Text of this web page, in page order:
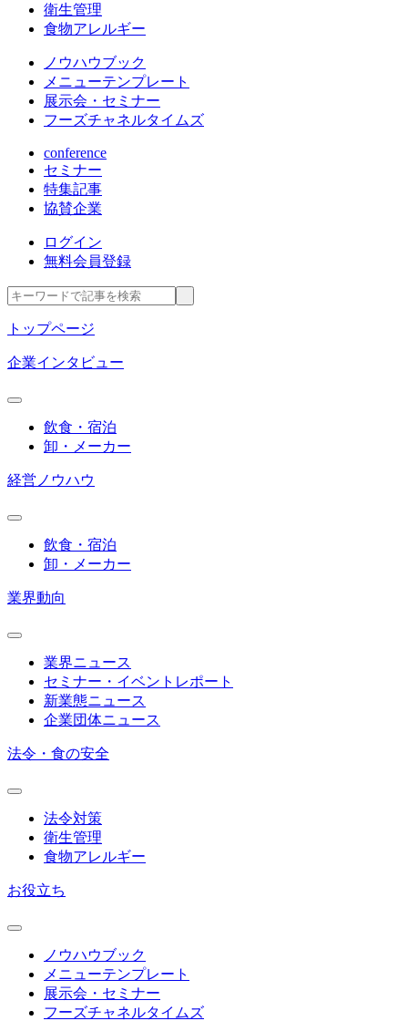
衛生管理
食物アレルギー
ノウハウブック
メニューテンプレート
展示会・セミナー
フーズチャネルタイムズ
conference
セミナー
特集記事
協賛企業
ログイン
無料会員登録
トップページ
企業インタビュー
飲食・宿泊
卸・メーカー
経営ノウハウ
飲食・宿泊
卸・メーカー
業界動向
業界ニュース
セミナー・イベントレポート
新業態ニュース
企業団体ニュース
法令・食の安全
法令対策
衛生管理
食物アレルギー
お役立ち
ノウハウブック
メニューテンプレート
展示会・セミナー
フーズチャネルタイムズ